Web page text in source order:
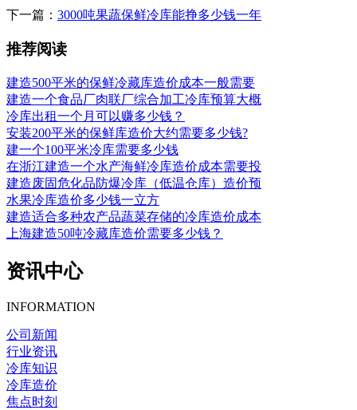
下一篇： 3000吨果蔬保鲜冷库能挣多少钱一年
推荐阅读
建造500平米的保鲜冷藏库造价成本一般需要
建造一个食品厂肉联厂综合加工冷库预算大概
冷库出租一个月可以赚多少钱？
安装200平米的保鲜库造价大约需要多少钱?
建一个100平米冷库需要多少钱
在浙江建造一个水产海鲜冷库造价成本需要投
建造废固危化品防爆冷库（低温仓库）造价预
水果冷库造价多少钱一立方
建造适合多种农产品蔬菜存储的冷库造价成本
上海建造50吨冷藏库造价需要多少钱？
资讯中心
INFORMATION
公司新闻
行业资讯
冷库知识
冷库造价
焦点时刻